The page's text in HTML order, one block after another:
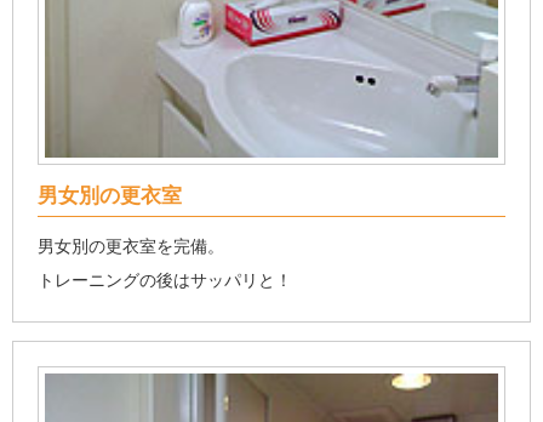
男女別の更衣室
男女別の更衣室を完備。
トレーニングの後はサッパリと！